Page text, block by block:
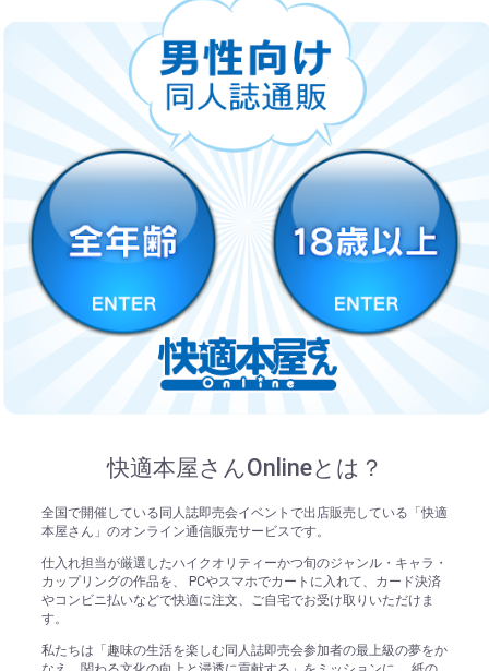
快適本屋さんOnlineとは？
全国で開催している同人誌即売会イベントで出店販売している「快適
本屋さん」のオンライン通信販売サービスです。
仕入れ担当が厳選したハイクオリティーかつ旬のジャンル・キャラ・
カップリングの作品を、 PCやスマホでカートに入れて、カード決済
やコンビニ払いなどで快適に注文、ご自宅でお受け取りいただけま
す。
私たちは「趣味の生活を楽しむ同人誌即売会参加者の最上級の夢をか